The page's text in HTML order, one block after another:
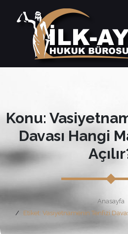
Konu:
Davası Hangi
Anasayfa
Etiket: Vasiyetnamenin Tenfizi